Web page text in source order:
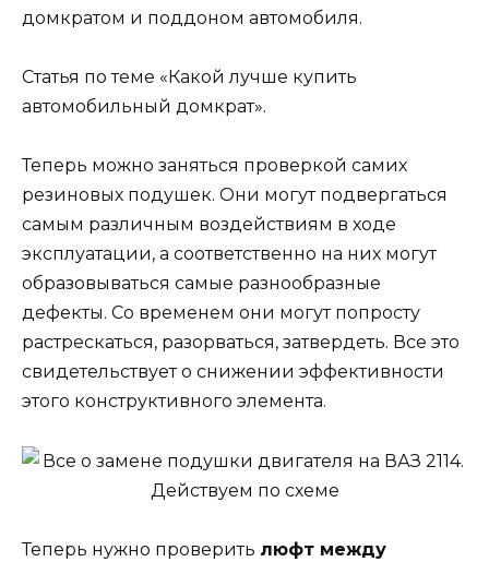
домкратом и поддоном автомобиля.
Статья по теме «Какой лучше купить
автомобильный домкрат».
Теперь можно заняться проверкой самих
резиновых подушек. Они могут подвергаться
самым различным воздействиям в ходе
эксплуатации, а соответственно на них могут
образовываться самые разнообразные
дефекты. Со временем они могут попросту
растрескаться, разорваться, затвердеть. Все это
свидетельствует о снижении эффективности
этого конструктивного элемента.
Теперь нужно проверить люфт между